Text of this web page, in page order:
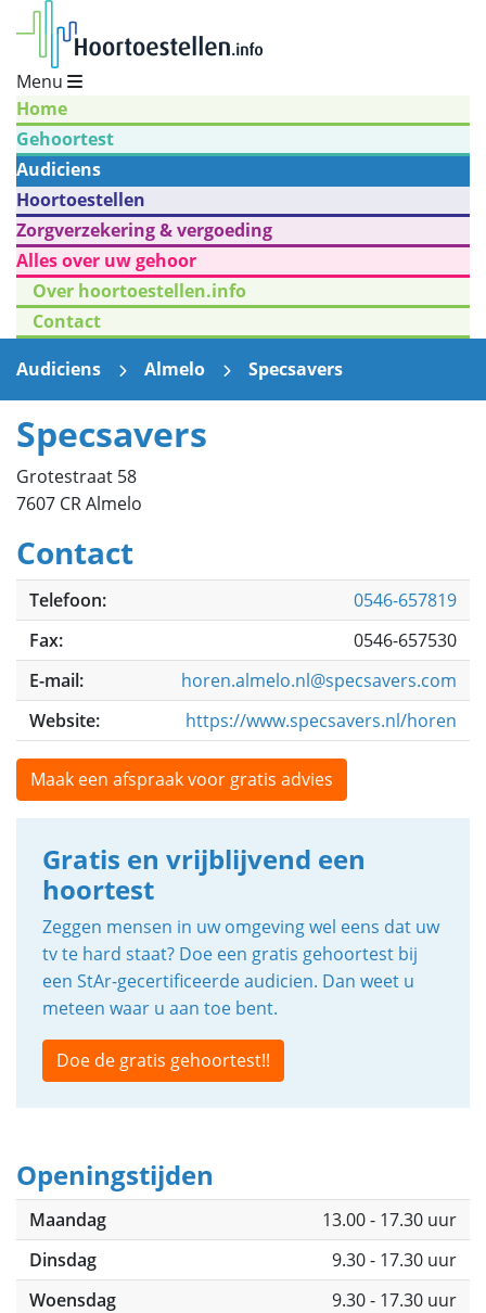
Menu
Home
Gehoortest
Audiciens
Hoortoestellen
Zorgverzekering & vergoeding
Alles over uw gehoor
Over hoortoestellen.info
Contact
Audiciens
Almelo Specsavers
Specsavers
Grotestraat 58
7607 CR Almelo
Contact
Telefoon:
0546-657819
Fax:
0546-657530
E-mail:
horen.almelo.nl@specsavers.com
Website:
https://www.specsavers.nl/horen
Maak een afspraak voor gratis advies
Gratis en vrijblijvend een
hoortest
Zeggen mensen in uw omgeving wel eens dat uw
tv te hard staat? Doe een gratis gehoortest bij
een StAr-gecertificeerde audicien. Dan weet u
meteen waar u aan toe bent.
Doe de gratis gehoortest!!
Openingstijden
Maandag
13.00 - 17.30 uur
Dinsdag
9.30 - 17.30 uur
Woensdag
9.30 - 17.30 uur